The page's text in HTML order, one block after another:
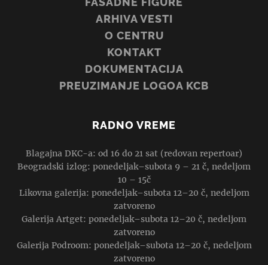
ARHIVA VESTI
O CENTRU
KONTAKT
DOKUMENTACIJA
PREUZIMANJE LOGOA KCB
RADNO VREME
Blagajna DKC-a: od 16 do 21 sat (redovan repertoar)
Beogradski izlog: ponedeljak–subota 9 – 21 č, nedeljom
10 – 15č
Likovna galerija: ponedeljak–subota 12–20 č, nedeljom
zatvoreno
Galerija Artget: ponedeljak–subota 12–20 č, nedeljom
zatvoreno
Galerija Podroom: ponedeljak–subota 12–20 č, nedeljom
zatvoreno